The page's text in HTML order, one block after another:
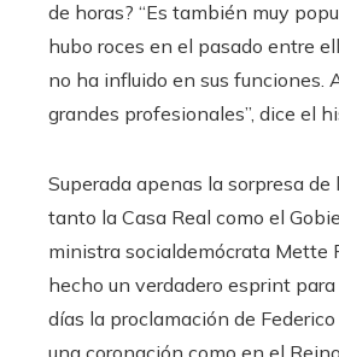
de horas? “Es también muy
hubo roces en el pasado entre
no ha influido en sus funciones.
grandes profesionales”, dice el
Superada apenas la sorpresa de
tanto la Casa Real como el
ministra socialdemócrata Mette
hecho un verdadero esprint
días la proclamación de